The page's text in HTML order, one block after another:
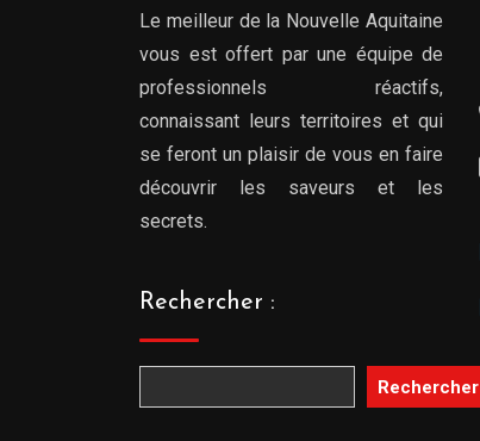
Le meilleur de la Nouvelle Aquitaine
vous est offert par une équipe de
professionnels réactifs,
connaissant leurs territoires et qui
se feront un plaisir de vous en faire
découvrir les saveurs et les
secrets.
Rechercher :
Rechercher